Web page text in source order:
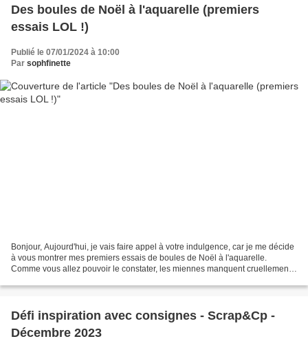
Des boules de Noël à l'aquarelle (premiers
essais LOL !)
Publié le 07/01/2024 à 10:00
Par sophfinette
Bonjour, Aujourd'hui, je vais faire appel à votre indulgence, car je me décide
à vous montrer mes premiers essais de boules de Noël à l'aquarelle.
Comme vous allez pouvoir le constater, les miennes manquent cruellement
Défi inspiration avec consignes - Scrap&Cp -
Décembre 2023